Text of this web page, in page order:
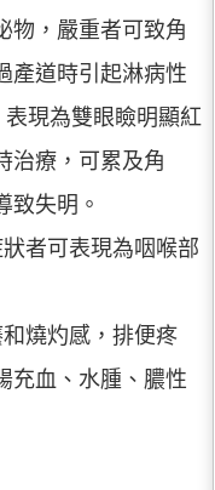
物，嚴重者可致角
產道時引起淋病性
現為雙眼瞼明顯紅
治療，可累及角
致失明。
者可表現為咽喉部
和燒灼感，排便疼
充血、水腫、膿性